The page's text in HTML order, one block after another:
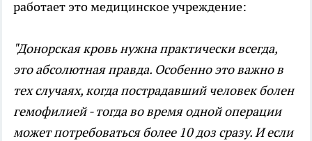
работает это медицинское учреждение:
"Донорская кровь нужна практически всегда,
это абсолютная правда. Особенно это важно в
тех случаях, когда пострадавший человек болен
гемофилией - тогда во время одной операции
может потребоваться более 10 доз сразу. И если